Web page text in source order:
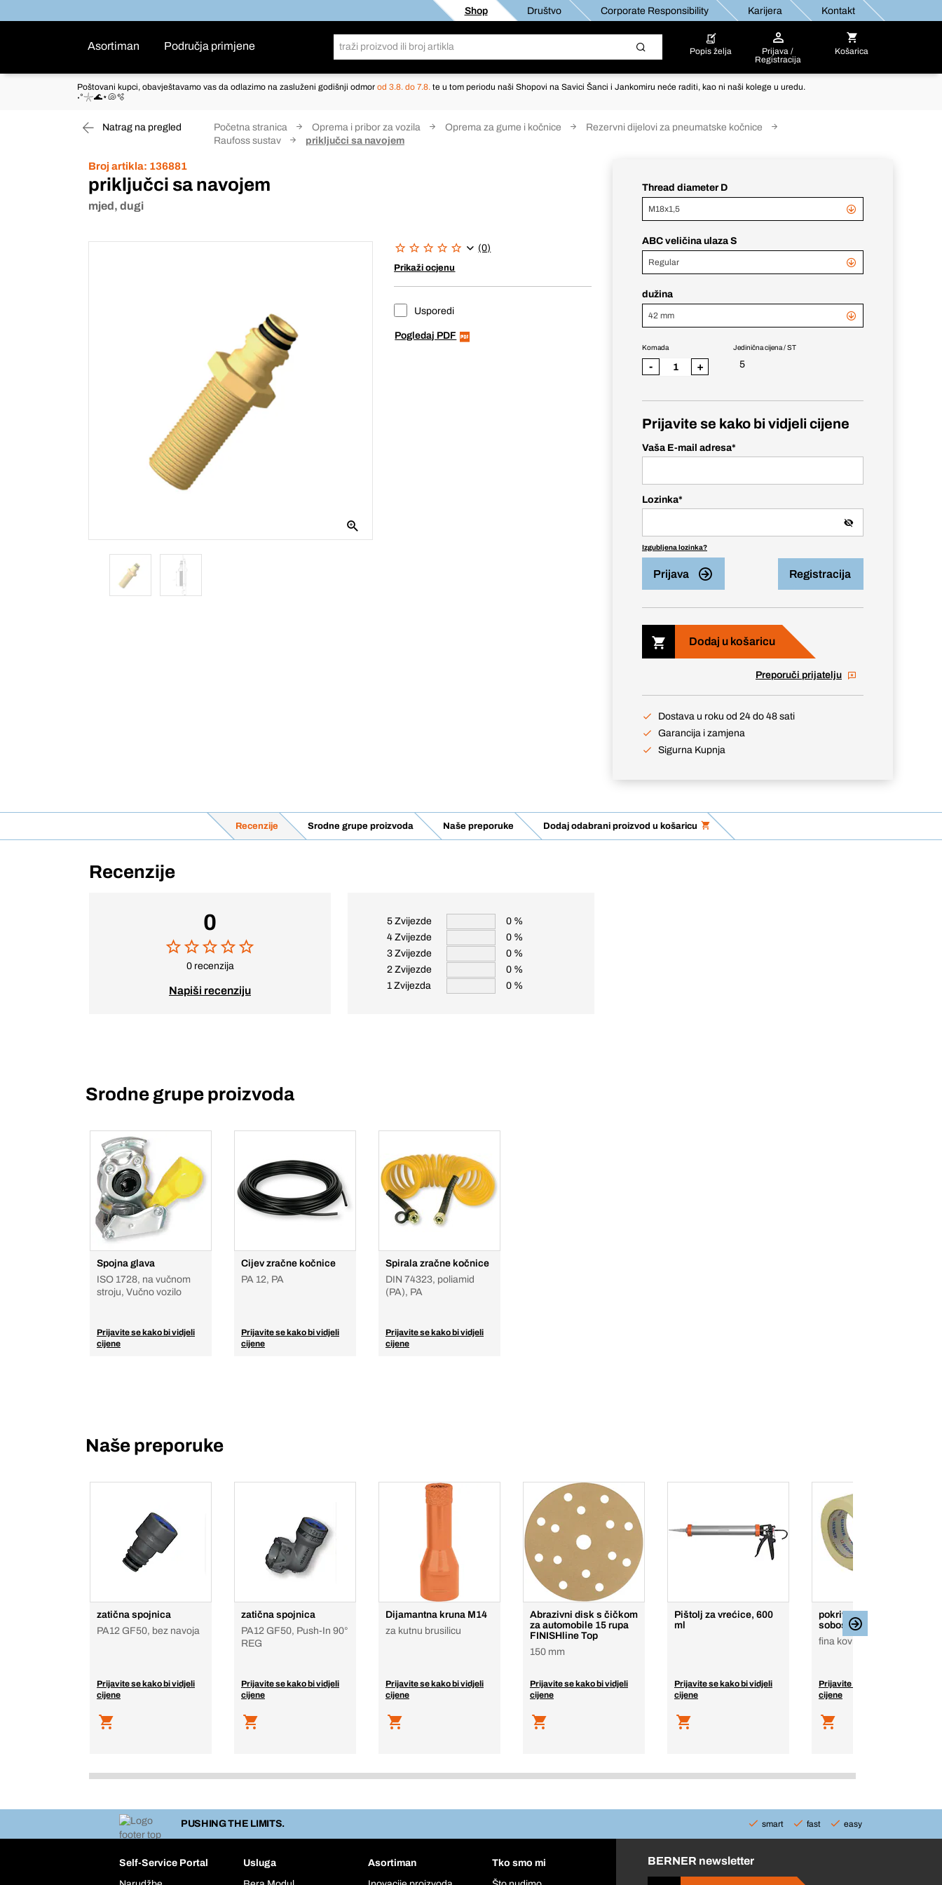
Shop Društvo Corporate Responsibility Karijera Kontakt
Asortiman Područja primjene Popis želja
Prijava /
Registracija
Košarica
Poštovani kupci, obavještavamo vas da odlazimo na zasluženi godišnji odmor od 3.8. do 7.8. te u tom periodu naši Shopovi na Savici Šanci i Jankomiru neće raditi, kao ni naši kolege u uredu.
˖°𓇼🌊⋆🐚🫧
Natrag na pregled Početna stranica Oprema i pribor za vozila Oprema za gume i kočnice
Rezervni dijelovi za pneumatske kočnice
Raufoss sustav
priključci sa navojem
Broj artikla: 136881
priključci sa navojem
mjed, dugi
(0)
Prikaži ocjenu
Usporedi
Pogledaj PDF
Thread diameter D
M18x1,5
ABC veličina ulaza S
Regular
dužina
42 mm
Jedinična cijena / ST
5
Komada
- +
Prijavite se kako bi vidjeli cijene
Vaša E-mail adresa*
Lozinka*
Izgubljena lozinka?
Prijava Registracija
Dodaj u košaricu
Preporuči prijatelju
Dostava u roku od 24 do 48 sati
Garancija i zamjena
Sigurna Kupnja
Recenzije Srodne grupe proizvoda Naše preporuke Dodaj odabrani proizvod u košaricu
Recenzije
0
0 recenzija
Napiši recenziju
5 Zvijezde
0 %
4 Zvijezde
0 %
3 Zvijezde
0 %
2 Zvijezde
0 %
1 Zvijezda
0 %
Srodne grupe proizvoda
Spojna glava
ISO 1728, na vučnom
stroju, Vučno vozilo
Prijavite se kako bi vidjeli
cijene
Cijev zračne kočnice
PA 12, PA
Prijavite se kako bi vidjeli
cijene
Spirala zračne kočnice
DIN 74323, poliamid
(PA), PA
Prijavite se kako bi vidjeli
cijene
Naše preporuke
zatična spojnica
PA12 GF50, bez navoja
Prijavite se kako bi vidjeli
cijene
zatična spojnica
PA12 GF50, Push-In 90°
REG
Prijavite se kako bi vidjeli
cijene
Dijamantna kruna M14
za kutnu brusilicu
Prijavite se kako bi vidjeli
cijene
Abrazivni disk s čičkom
za automobile 15 rupa
FINISHline Top
150 mm
Prijavite se kako bi vidjeli
cijene
Pištolj za vrećice, 600
ml
Prijavite se kako bi vidjeli
cijene
pokrivna traka,
soboslikarska traka
fina kovrča, bež
Prijavite se kako bi vidjeli
cijene
PUSHING THE LIMITS. smart fast easy
Self-Service Portal
Usluga
Asortiman
Tko smo mi
BERNER newsletter